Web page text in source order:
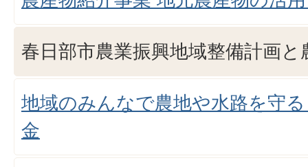
春日部市農業振興地域整備計画と
地域のみんなで農地や水路を守
金